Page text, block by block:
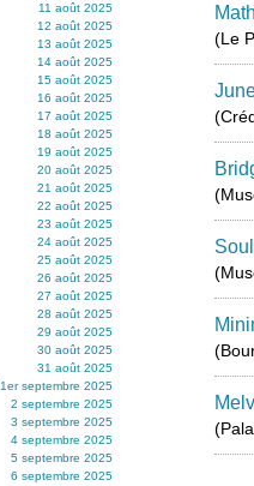
11 août 2025
12 août 2025
13 août 2025
14 août 2025
15 août 2025
16 août 2025
17 août 2025
18 août 2025
19 août 2025
20 août 2025
21 août 2025
22 août 2025
23 août 2025
24 août 2025
25 août 2025
26 août 2025
27 août 2025
28 août 2025
29 août 2025
30 août 2025
31 août 2025
1er septembre 2025
2 septembre 2025
3 septembre 2025
4 septembre 2025
5 septembre 2025
6 septembre 2025
(Le